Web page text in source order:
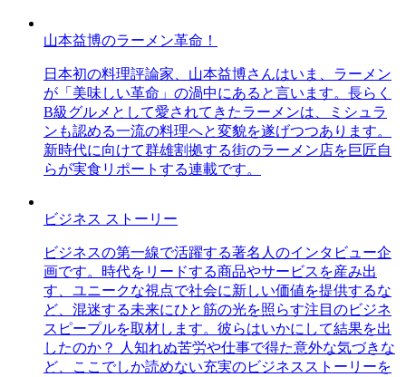
山本益博のラーメン革命！
日本初の料理評論家、山本益博さんはいま、ラーメン
が「美味しい革命」の渦中にあると言います。長らく
B級グルメとして愛されてきたラーメンは、ミシュラ
ンも認める一流の料理へと変貌を遂げつつあります。
新時代に向けて群雄割拠する街のラーメン店を巨匠自
らが実食リポートする連載です。
ビジネス ストーリー
ビジネスの第一線で活躍する著名人のインタビュー企
画です。時代をリードする商品やサービスを産み出
す、ユニークな視点で社会に新しい価値を提供するな
ど、混迷する未来にひと筋の光を照らす注目のビジネ
スピープルを取材します。彼らはいかにして結果を出
したのか？ 人知れぬ苦労や仕事で得た意外な気づきな
ど、ここでしか読めない充実のビジネスストーリーを